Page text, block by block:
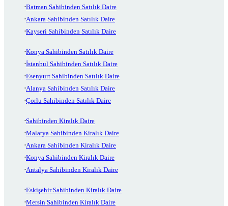
Batman Sahibinden Satılık Daire
Ankara Sahibinden Satılık Daire
Kayseri Sahibinden Satılık Daire
Konya Sahibinden Satılık Daire
İstanbul Sahibinden Satılık Daire
Esenyurt Sahibinden Satılık Daire
Alanya Sahibinden Satılık Daire
Çorlu Sahibinden Satılık Daire
Sahibinden Kiralık Daire
Malatya Sahibinden Kiralık Daire
Ankara Sahibinden Kiralık Daire
Konya Sahibinden Kiralık Daire
Antalya Sahibinden Kiralık Daire
Eskişehir Sahibinden Kiralık Daire
Mersin Sahibinden Kiralık Daire